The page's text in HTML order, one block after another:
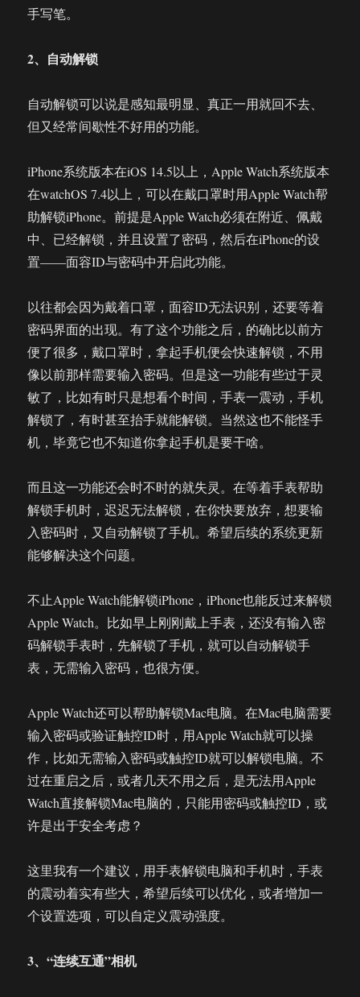
手写笔。
2、自动解锁
自动解锁可以说是感知最明显、真正一用就回不去、
但又经常间歇性不好用的功能。
iPhone系统版本在iOS 14.5以上，Apple Watch系统版本
在watchOS 7.4以上，可以在戴口罩时用Apple Watch帮
助解锁iPhone。前提是Apple Watch必须在附近、佩戴
中、已经解锁，并且设置了密码，然后在iPhone的设
置——面容ID与密码中开启此功能。
以往都会因为戴着口罩，面容ID无法识别，还要等着
密码界面的出现。有了这个功能之后，的确比以前方
便了很多，戴口罩时，拿起手机便会快速解锁，不用
像以前那样需要输入密码。但是这一功能有些过于灵
敏了，比如有时只是想看个时间，手表一震动，手机
解锁了，有时甚至抬手就能解锁。当然这也不能怪手
机，毕竟它也不知道你拿起手机是要干啥。
而且这一功能还会时不时的就失灵。在等着手表帮助
解锁手机时，迟迟无法解锁，在你快要放弃，想要输
入密码时，又自动解锁了手机。希望后续的系统更新
能够解决这个问题。
不止Apple Watch能解锁iPhone，iPhone也能反过来解锁
Apple Watch。比如早上刚刚戴上手表，还没有输入密
码解锁手表时，先解锁了手机，就可以自动解锁手
表，无需输入密码，也很方便。
Apple Watch还可以帮助解锁Mac电脑。在Mac电脑需要
输入密码或验证触控ID时，用Apple Watch就可以操
作，比如无需输入密码或触控ID就可以解锁电脑。不
过在重启之后，或者几天不用之后，是无法用Apple
Watch直接解锁Mac电脑的，只能用密码或触控ID，或
许是出于安全考虑？
这里我有一个建议，用手表解锁电脑和手机时，手表
的震动着实有些大，希望后续可以优化，或者增加一
个设置选项，可以自定义震动强度。
3、“连续互通”相机